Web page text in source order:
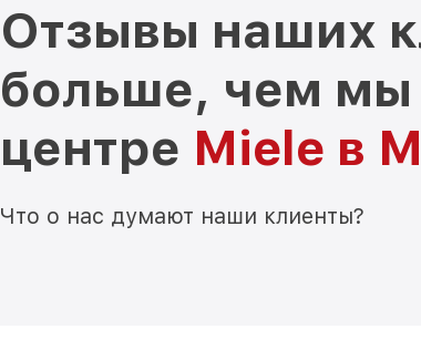
Отзывы наших
больше, чем
центре Miele в
Что о нас думают наши клиенты?